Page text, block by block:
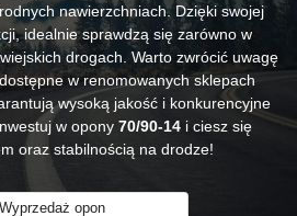
nawierzchniach. Dzięki swojej
idealnie sprawdzą się zarówno w
drogach. Warto zwrócić uwagę
w renomowanych sklepach
wysoką jakość i konkurencyjne
w opony 70/90-14i ciesz się
oraz stabilnością na drodze!
Wyprzedaż opon